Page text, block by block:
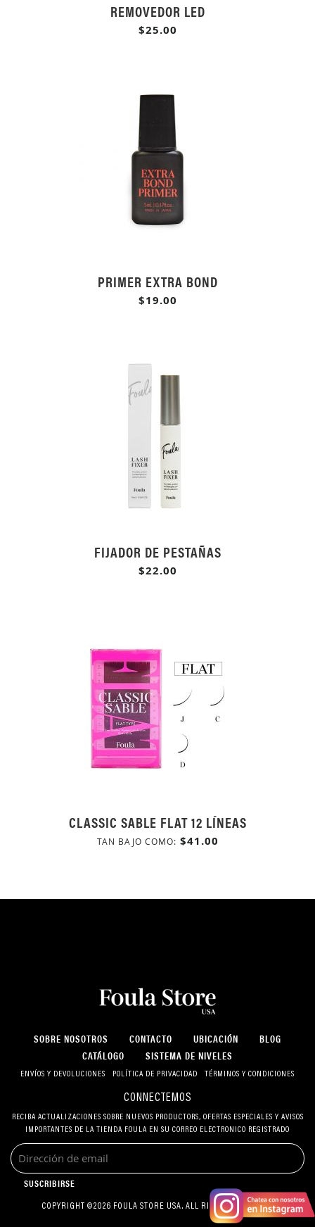
REMOVEDOR LED
$25.00
PRIMER EXTRA BOND
$19.00
FIJADOR DE PESTAÑAS
$22.00
CLASSIC SABLE FLAT 12 LÍNEAS
TAN BAJO COMO $41.00
SOBRE NOSOTROS CONTACTO UBICACIÓN
BLOG
CATÁLOGO
SISTEMA DE NIVELES
ENVÍOS Y DEVOLUCIONES POLÍTICA DE PRIVACIDAD TÉRMINOS Y CONDICIONES
CONNECTEMOS
RECIBA ACTUALIZACIONES SOBRE NUEVOS PRODUCTORS, OFERTAS ESPECIALES Y AVISOS
IMPORTANTES DE LA TIENDA FOULA EN SU CORREO ELECTRONICO REGISTRADO
SUSCRIBIRSE
COPYRIGHT ©2026 FOULA STORE USA. ALL RIGHTS RESERVED.